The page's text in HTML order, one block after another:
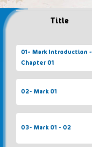
Title
01- Mark Introduction -
Chapter 01
02- Mark 01
03- Mark 01 - 02